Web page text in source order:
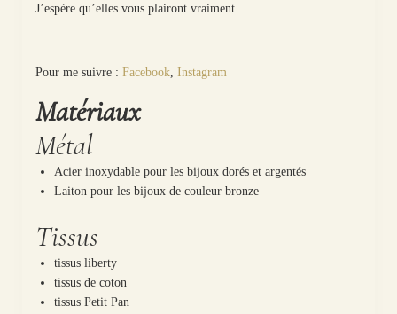
J’espère qu’elles vous plairont vraiment.
Pour me suivre : Facebook, Instagram
Matériaux
Métal
Acier inoxydable pour les bijoux dorés et argentés
Laiton pour les bijoux de couleur bronze
Tissus
tissus liberty
tissus de coton
tissus Petit Pan